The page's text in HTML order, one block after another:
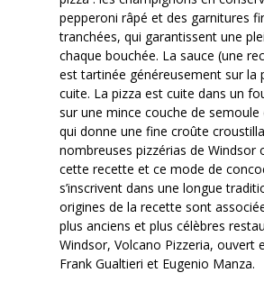
pepperoni râpé et des garnitures
tranchées, qui garantissent une
chaque bouchée. La sauce (une
est tartinée généreusement sur la
cuite. La pizza est cuite dans un
sur une mince couche de semoule
qui donne une fine croûte
nombreuses pizzérias de Windsor
cette recette et ce mode de
s’inscrivent dans une longue
origines de la recette sont
plus anciens et plus célèbres
Windsor, Volcano Pizzeria, ouvert
Frank Gualtieri et Eugenio Manza.